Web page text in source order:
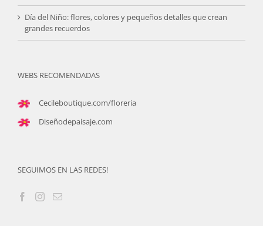
Día del Niño: flores, colores y pequeños detalles que crean
grandes recuerdos
WEBS RECOMENDADAS
Cecileboutique.com/floreria
Diseñodepaisaje.com
SEGUIMOS EN LAS REDES!